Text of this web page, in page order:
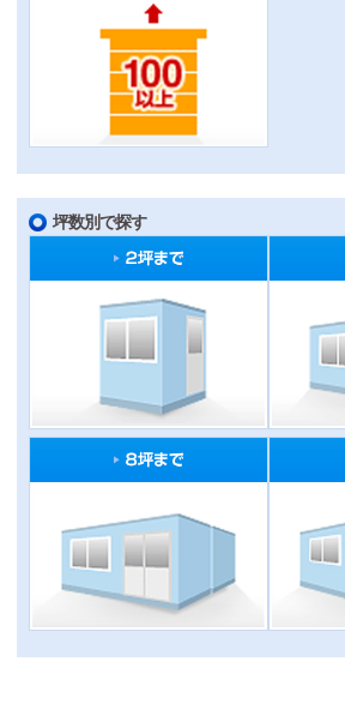
坪数別で探す